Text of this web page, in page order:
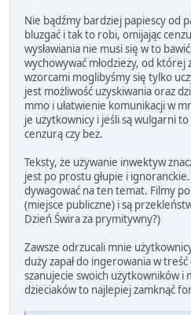
Nie bądźmy bardziej papiescy od
bluzgać i tak to robi, omijając
wysławiania nie musi się w to
wychowywać młodzieży, od której
wzorcami moglibyśmy się tylko
jest możliwość uzyskiwania oraz
mmo i ułatwienie komunikacji w
je użytkownicy i jeśli są wulgarni
cenzurą czy bez.
Teksty, że używanie inwektyw
jest po prostu głupie i ignoranckie.
dywagować na ten temat. Filmy
(miejsce publiczne) i są
Dzień Świra za prymitywny?)
Zawsze odrzucali mnie
duży zapał do ingerowania w
szanujecie swoich użytkowników i
dzieciaków to najlepiej zamknąć